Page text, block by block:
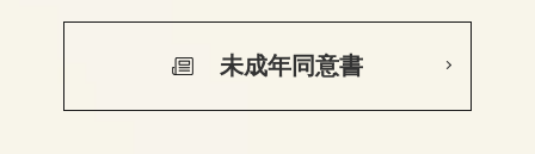
未成年同意書